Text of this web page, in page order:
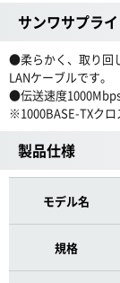
サンワサプラ
●柔らかく、取り回
LANケーブルです。
●伝送速度
※1000BASE-TXクロ
製品仕様
モデル名
規格